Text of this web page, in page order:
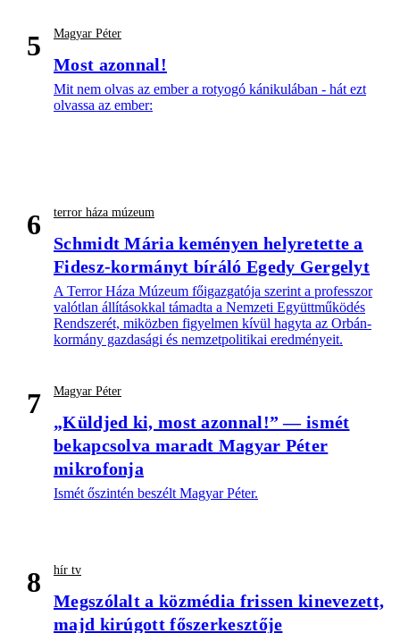
5 Magyar Péter
Most azonnal!
Mit nem olvas az ember a rotyogó kánikulában - hát ezt
olvassa az ember:
6 terror háza múzeum
Schmidt Mária keményen helyretette a
Fidesz-kormányt bíráló Egedy Gergelyt
A Terror Háza Múzeum főigazgatója szerint a professzor
valótlan állításokkal támadta a Nemzeti Együttműködés
Rendszerét, miközben figyelmen kívül hagyta az Orbán-
kormány gazdasági és nemzetpolitikai eredményeit.
7 Magyar Péter
„Küldjed ki, most azonnal!” — ismét
bekapcsolva maradt Magyar Péter
mikrofonja
Ismét őszintén beszélt Magyar Péter.
8 hír tv
Megszólalt a közmédia frissen kinevezett,
majd kirúgott főszerkesztője